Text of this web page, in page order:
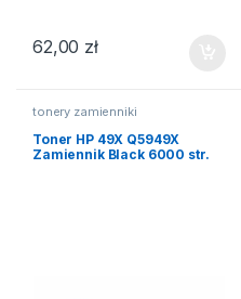
62,00 zł
tonery zamienniki
Toner HP 49X Q5949X
Zamiennik Black 6000 str.